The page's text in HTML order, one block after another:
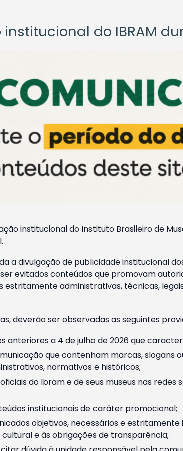
do IBRAM
institucional do Instituto Brasileiro de
a divulgação de publicidade institucional
evitados conteúdos que promovam
administrativas, técnicas,
deverão ser observadas as seguintes
a 4 de julho de 2026 que
que contenham marcas, slogans
normativos e históricos;
do Ibram e de seus museus nas redes
institucionais de caráter promocional;
objetivos, necessários e
e às obrigações de transparência;